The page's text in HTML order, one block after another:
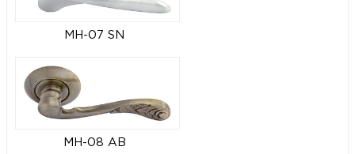
MH-07 SN
MH-08 AB